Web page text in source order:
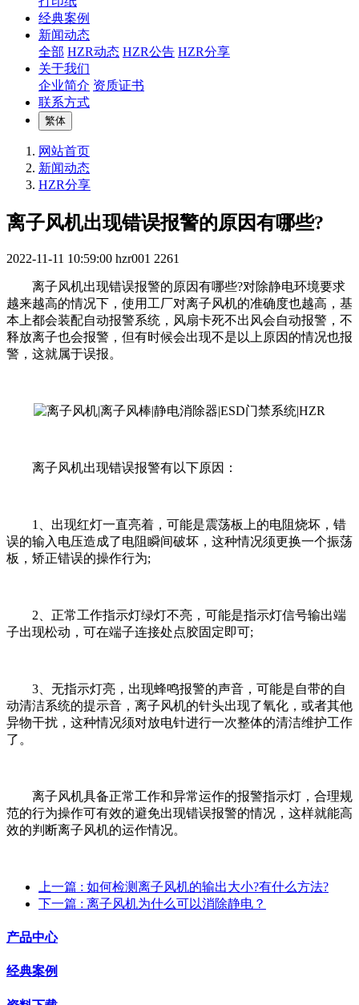
经典案例
新闻动态
全部 HZR动态 HZR公告 HZR分享
关于我们
企业简介 资质证书
联系方式
繁体
网站首页
新闻动态
HZR分享
离子风机出现错误报警的原因有哪些?
2022-11-11 10:59:00 hzr001 2261
离子风机出现错误报警的原因有哪些?对除静电环境要求
越来越高的情况下，使用工厂对离子风机的准确度也越高，基
本上都会装配自动报警系统，风扇卡死不出风会自动报警，不
释放离子也会报警，但有时候会出现不是以上原因的情况也报
警，这就属于误报。
离子风机出现错误报警有以下原因：
1、出现红灯一直亮着，可能是震荡板上的电阻烧坏，错
误的输入电压造成了电阻瞬间破坏，这种情况须更换一个振荡
板，矫正错误的操作行为;
2、正常工作指示灯绿灯不亮，可能是指示灯信号输出端
子出现松动，可在端子连接处点胶固定即可;
3、无指示灯亮，出现蜂鸣报警的声音，可能是自带的自
动清洁系统的提示音，离子风机的针头出现了氧化，或者其他
异物干扰，这种情况须对放电针进行一次整体的清洁维护工作
了。
离子风机具备正常工作和异常运作的报警指示灯，合理规
范的行为操作可有效的避免出现错误报警的情况，这样就能高
效的判断离子风机的运作情况。
上一篇 : 如何检测离子风机的输出大小?有什么方法?
下一篇 : 离子风机为什么可以消除静电？
产品中心
经典案例